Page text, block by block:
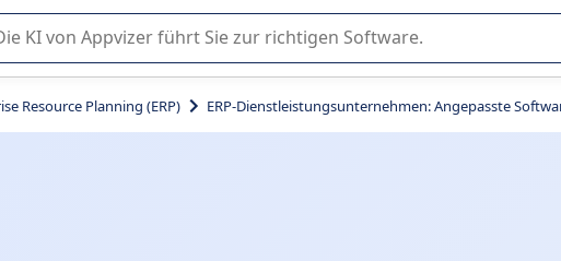
führt Sie bei der Nutzung oder Auswahl von SaaS-Software in
Resource Planning (ERP) ERP-Dienstleistungsunternehmen: Angepasste